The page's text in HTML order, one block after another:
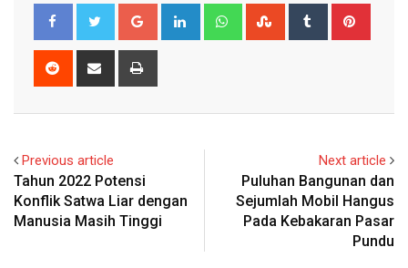
Google+ LinkedIn WhatsappStumbleUpon
Tumblr
Reddit
Share
Previous article
Tahun 2022 Potensi
Konflik Satwa Liar dengan
Manusia Masih Tinggi
Next article
Puluhan Bangunan dan
Sejumlah Mobil Hangus
Pada Kebakaran Pasar
Pundu